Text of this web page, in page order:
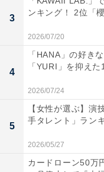
※回答者のコメント
3
ンキング！ 2位「
2026/07/20
4
「HANA」の好き
「YURI」を抑え
2026/07/24
5
【女性が選ぶ】演
手タレント」ラン
2026/05/27
カードローン50万